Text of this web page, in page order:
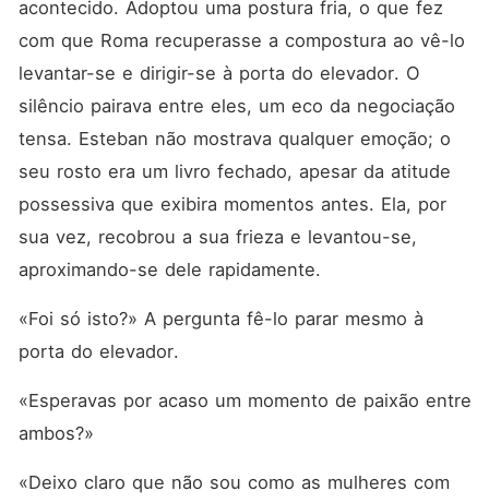
acontecido. Adoptou uma postura fria, o que fez
com que Roma recuperasse a compostura ao vê-lo
levantar-se e dirigir-se à porta do elevador. O
silêncio pairava entre eles, um eco da negociação
tensa. Esteban não mostrava qualquer emoção; o
seu rosto era um livro fechado, apesar da atitude
possessiva que exibira momentos antes. Ela, por
sua vez, recobrou a sua frieza e levantou-se,
aproximando-se dele rapidamente.
«Foi só isto?» A pergunta fê-lo parar mesmo à
porta do elevador.
«Esperavas por acaso um momento de paixão entre
ambos?»
«Deixo claro que não sou como as mulheres com